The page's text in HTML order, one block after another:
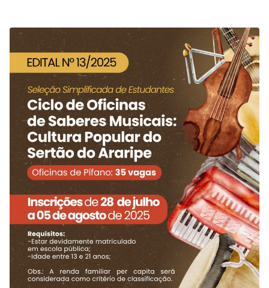
receberam certificado. O curso, com duração de 30 horas,
tratou dos…